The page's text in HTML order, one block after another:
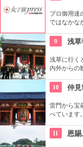
プロ御用達
ではなかな
9 浅草
浅草に行く
内外からの
都内最古の
10 仲見
雷門から宝
べています
11
恩賜